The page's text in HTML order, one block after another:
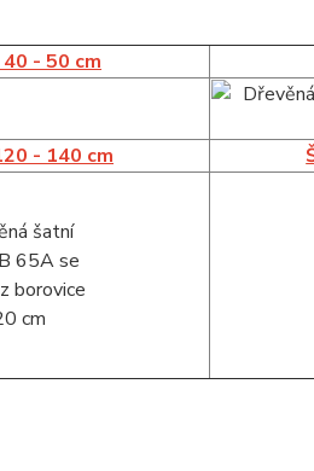
40 - 50 cm
- 140 cm